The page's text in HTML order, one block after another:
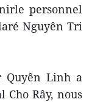
personnel
Nguyên Tri
Quyên Linh a
Rây, nous